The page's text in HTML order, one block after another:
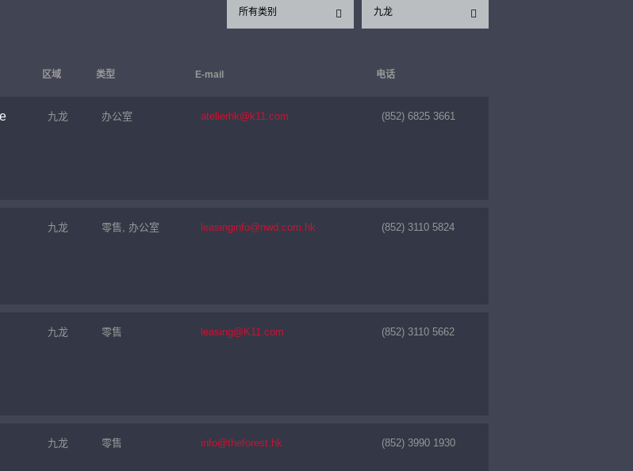
九龙
所有类别
区域 类型 E-mail 电话
九龙 办公室 atelierhk@k11.com (852) 6825 3661
九龙 零售, 办公室 leasinginfo@nwd.com.hk (852) 3110 5824
九龙 零售 leasing@K11.com (852) 3110 5662
九龙 零售 info@theforest.hk (852) 3990 1930